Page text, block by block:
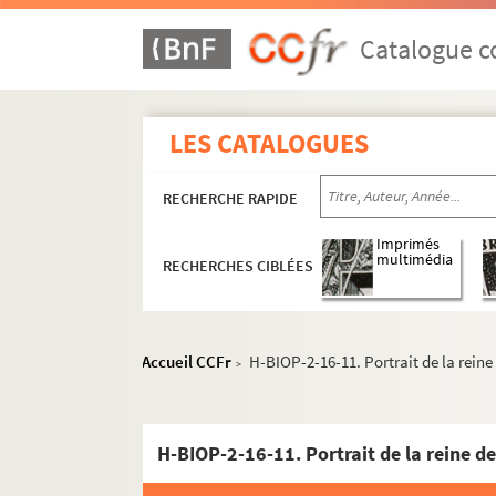
Catalogue
LES CATALOGUES
RECHERCHE RAPIDE
RECHERCHES CIBLÉES
Imprimés
multimédia
Accueil CCFr > H-BIOP-2-16-11. Portrait de la
H-BIOP-2-16-11. Portrait de la reine
H-BIOP-1. Rois et souverains européens